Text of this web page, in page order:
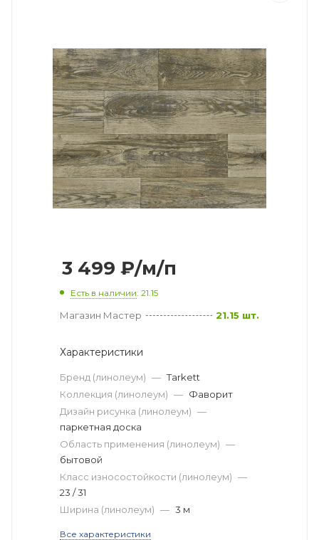
3 499 ₽/м/п
Есть в наличии: 21.15
Магазин Мастер 21.15 шт.
Характеристики
Бренд (линолеум) — Tarkett
Коллекция (линолеум) — Фаворит
Дизайн рисунка (линолеум) —
паркетная доска
Область применения (линолеум) —
бытовой
Класс износостойкости (линолеум) —
23 / 31
Ширина (линолеум) — 3 м
Все характеристики